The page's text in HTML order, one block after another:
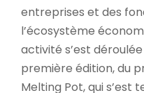
entreprises et des
l’écosystème
activité s’est
première édition, du
Melting Pot, qui s’est